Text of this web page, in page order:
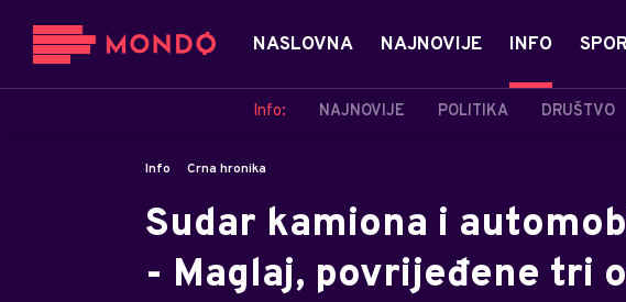
NASLOVNA NAJNOVIJE INFO
Info: NAJNOVIJE POLITIKA DRUŠTVO
Info Crna hronika
Sudar kamiona i
- Maglaj, povrijeđene tri